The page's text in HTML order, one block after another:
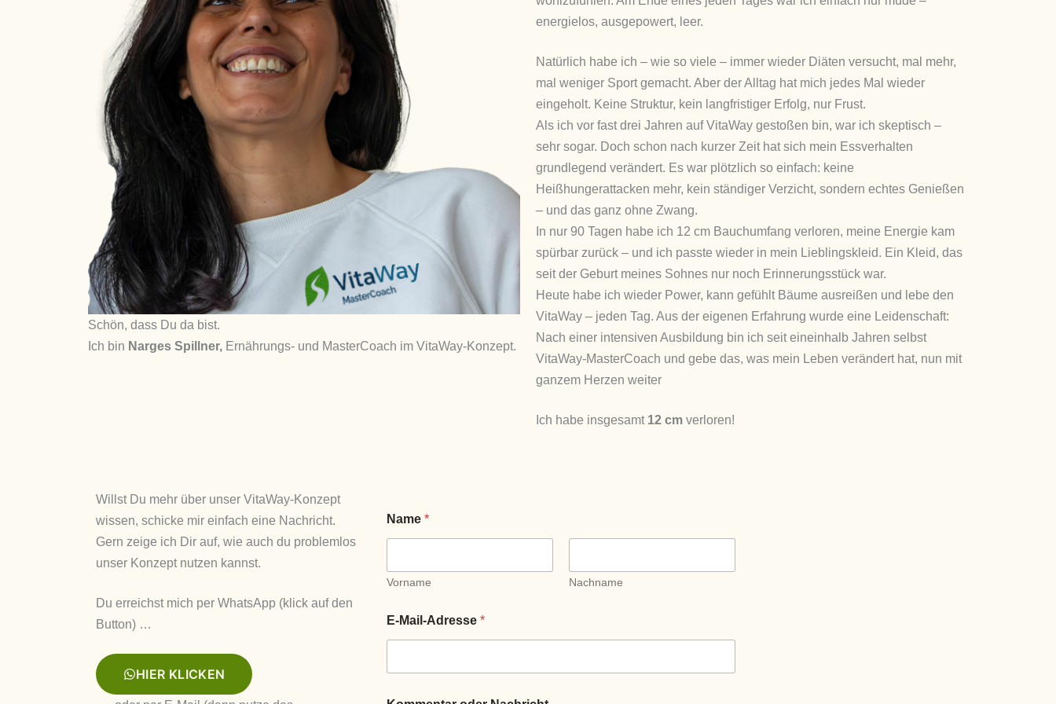
Schön, dass Du da bist.
Ich bin Narges Spillner, Ernährungs- und MasterCoach im VitaWay-Konzept.
energielos, ausgepowert, leer.
Natürlich habe ich – wie so viele – immer wieder Diäten versucht, mal mehr,
mal weniger Sport gemacht. Aber der Alltag hat mich jedes Mal wieder
eingeholt. Keine Struktur, kein langfristiger Erfolg, nur Frust.
Als ich vor fast drei Jahren auf VitaWay gestoßen bin, war ich skeptisch –
sehr sogar. Doch schon nach kurzer Zeit hat sich mein Essverhalten
grundlegend verändert. Es war plötzlich so einfach: keine
Heißhungerattacken mehr, kein ständiger Verzicht, sondern echtes Genießen
– und das ganz ohne Zwang.
In nur 90 Tagen habe ich 12 cm Bauchumfang verloren, meine Energie kam
spürbar zurück – und ich passte wieder in mein Lieblingskleid. Ein Kleid, das
seit der Geburt meines Sohnes nur noch Erinnerungsstück war.
Heute habe ich wieder Power, kann gefühlt Bäume ausreißen und lebe den
VitaWay – jeden Tag. Aus der eigenen Erfahrung wurde eine Leidenschaft:
Nach einer intensiven Ausbildung bin ich seit eineinhalb Jahren selbst
VitaWay-MasterCoach und gebe das, was mein Leben verändert hat, nun mit
ganzem Herzen weiter
Ich habe insgesamt 12 cm verloren!
Willst Du mehr über unser VitaWay-Konzept
wissen, schicke mir einfach eine Nachricht.
Gern zeige ich Dir auf, wie auch du problemlos
unser Konzept nutzen kannst.
Du erreichst mich per WhatsApp (klick auf den
Button) …
HIER KLICKEN
Name *
Vorname Nachname
a
c
c
E-Mail-Adresse *